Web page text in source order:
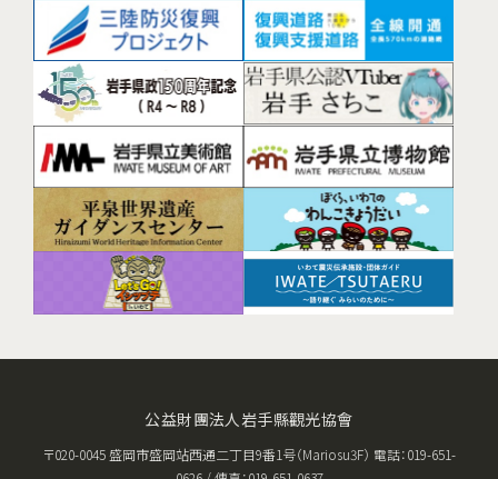
公益財團法人岩手縣觀光協會
〒020-0045 盛岡市盛岡站西通二丁目9番1号（Mariosu3F） 電話：019-651-